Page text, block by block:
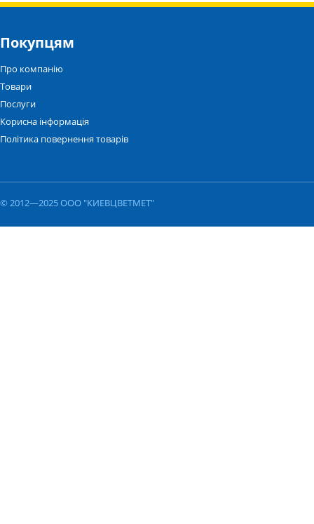
Покупцям
Про компанію
Товари
Послуги
Корисна інформація
Політика повернення товарів
© 2012—2025 ООО "КИЕВЦВЕТМЕТ"